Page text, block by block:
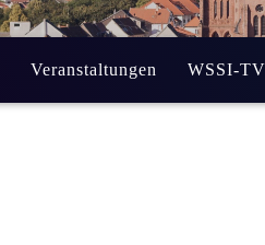
Veranstaltungen WSSI-TV